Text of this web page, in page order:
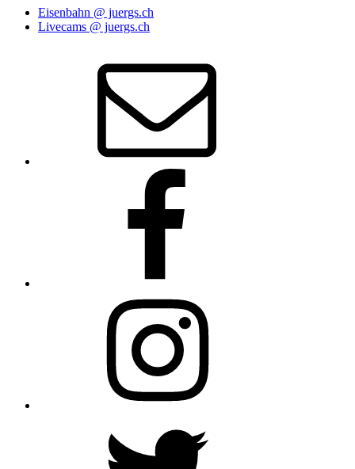
Eisenbahn @ juergs.ch
Livecams @ juergs.ch